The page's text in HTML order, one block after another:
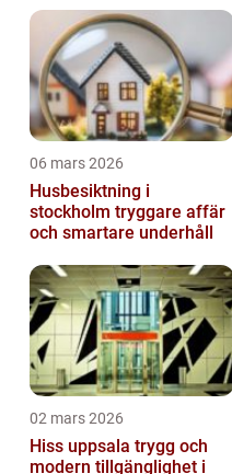
06 mars 2026
Husbesiktning i
stockholm tryggare affär
och smartare underhåll
02 mars 2026
Hiss uppsala trygg och
modern tillgänglighet i